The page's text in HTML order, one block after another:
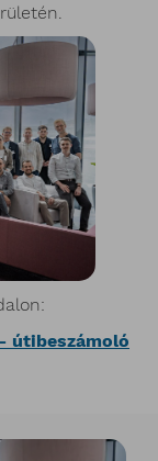
útibeszámoló